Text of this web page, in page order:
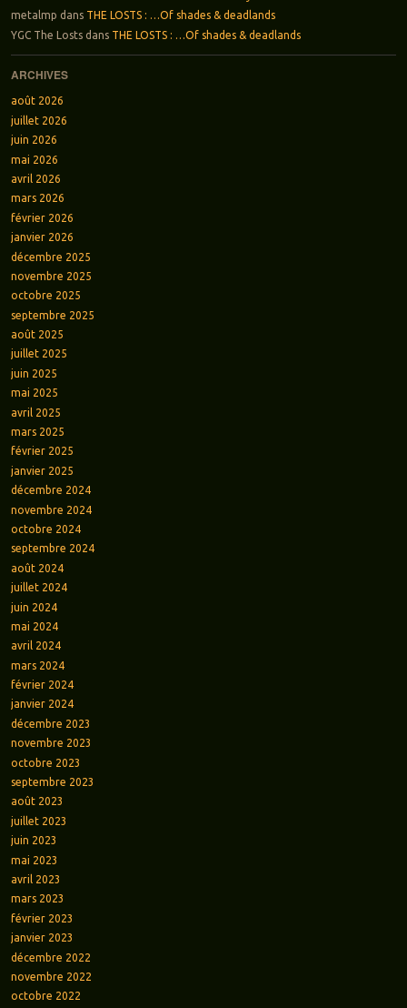
metalmp dans THE LOSTS : …Of shades & deadlands
YGC The Lostsdans THE LOSTS : …Of shades & deadlands
ARCHIVES
août 2026
juillet 2026
juin 2026
mai 2026
avril 2026
mars 2026
février 2026
janvier 2026
décembre 2025
novembre 2025
octobre 2025
septembre 2025
août 2025
juillet 2025
juin 2025
mai 2025
avril 2025
mars 2025
février 2025
janvier 2025
décembre 2024
novembre 2024
octobre 2024
septembre 2024
août 2024
juillet 2024
juin 2024
mai 2024
avril 2024
mars 2024
février 2024
janvier 2024
décembre 2023
novembre 2023
octobre 2023
septembre 2023
août 2023
juillet 2023
juin 2023
mai 2023
avril 2023
mars 2023
février 2023
janvier 2023
décembre 2022
novembre 2022
octobre 2022